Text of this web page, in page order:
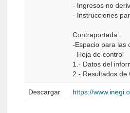
- Ingresos no
- Instrucciones
Contraportada:
-Espacio para las
- Hoja de control
1.- Datos del
2.- Resultados de
Descargar https://